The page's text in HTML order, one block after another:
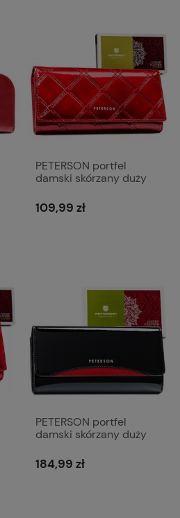
PETERSON portfel
damski skórzany duży
biglem P242 czerwony
109,99 zł
PETERSON portfel
damski skórzany duży
suwakiem P254 czarny
184,99 zł